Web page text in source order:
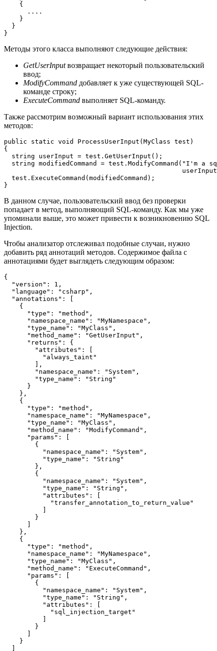
    {
      ....
    }
  }
}
Методы этого класса выполняют следующие действия:
GetUserInputвозвращает некоторый пользовательский
ввод;
ModifyCommand добавляет к уже существующей SQL-
команде строку;
ExecuteCommand выполняет SQL-команду.
Также рассмотрим возможный вариант использования этих
методов:
public static void ProcessUserInput(MyClass test)
{
  string userInput = test.GetUserInput();
string modifiedCommand = test.ModifyCommand("I'm a
  test.ExecuteCommand(modifiedCommand);
}
В данном случае, пользовательский ввод без проверки
попадает в метод, выполняющий SQL-команду. Как мы уже
упоминали выше, это может привести к возникновению SQL
Injection.
Чтобы анализатор отслеживал подобные случаи, нужно
добавить ряд аннотаций методов. Содержимое файла с
аннотациями будет выглядеть следующим образом:
{
  "version": 1,
  "language": "csharp",
  "annotations": [
    {
      "type": "method",
      "namespace_name": "MyNamespace",
      "type_name": "MyClass",
      "method_name": "GetUserInput",
      "returns": {
        "attributes": [
          "always_taint"
        ],
        "namespace_name": "System",
        "type_name": "String"
      }
    },
    {
      "type": "method",
      "namespace_name": "MyNamespace",
      "type_name": "MyClass",
      "method_name": "ModifyCommand",
      "params": [
        {
          "namespace_name": "System",
          "type_name": "String"
        },
        {
          "namespace_name": "System",
          "type_name": "String",
          "attributes": [
            "transfer_annotation_to_return_value"
        }
    },
    {
      "type": "method",
      "namespace_name": "MyNamespace",
      "type_name": "MyClass",
      "method_name": "ExecuteCommand",
      "params": [
        {
          "namespace_name": "System",
          "type_name": "String",
          "attributes": [
            "sql_injection_target"
        }
    }